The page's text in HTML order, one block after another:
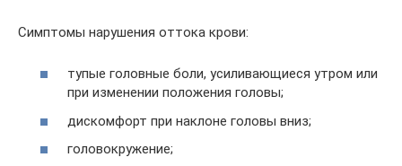
Симптомы нарушения оттока крови:
тупые головные боли, усиливающиеся утром или
при изменении положения головы;
дискомфорт при наклоне головы вниз;
головокружение;